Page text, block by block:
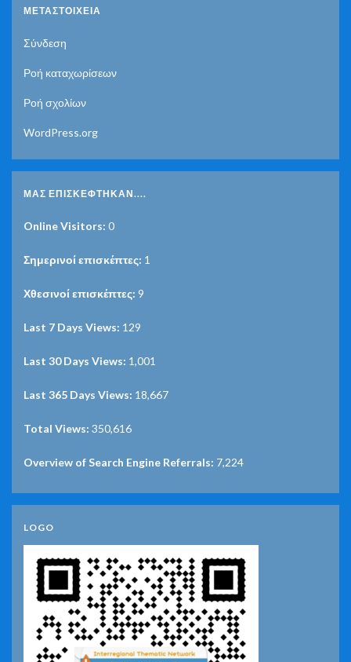
ΜΕΤΑΣΤΟΙΧΕΊΑ
Σύνδεση
Ροή καταχωρίσεων
Ροή σχολίων
WordPress.org
ΜΑΣ ΕΠΙΣΚΈΦΤΗΚΑΝ....
Online Visitors: 0
Σημερινοί επισκέπτες: 1
Χθεσινοί επισκέπτες: 9
Last 7 Days Views: 129
Last 30 Days Views: 1,001
Last 365 Days Views: 18,667
Total Views: 350,616
Overview of Search Engine Referrals: 7,224
LOGO